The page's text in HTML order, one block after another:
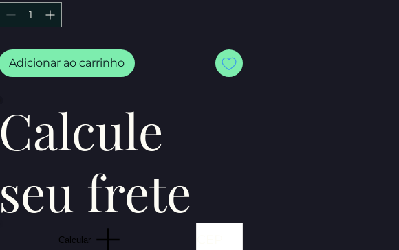
Adicionar ao carrinho
Calcule
seu frete
Calcular